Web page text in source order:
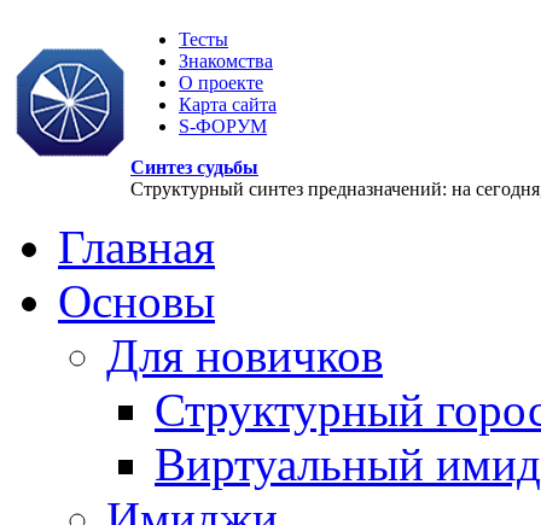
Тесты
Знакомства
О проекте
Карта сайта
S-ФОРУМ
Синтез судьбы
Структурный синтез предназначений: на
Главная
Основы
Для новичков
Структурный
Виртуальный